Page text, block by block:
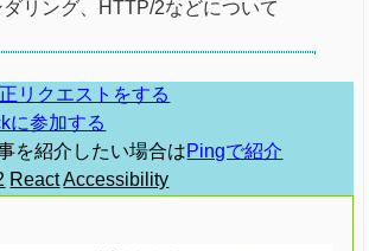
リング、HTTP/2などについて
リクエストをする
に参加する
を紹介したい場合はPingで紹介
ReactAccessibility